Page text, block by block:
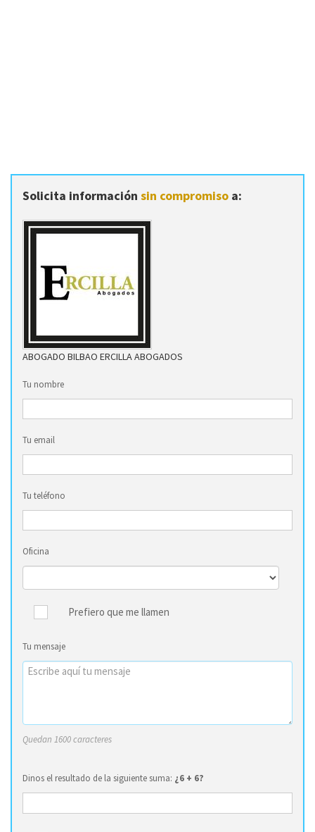
Solicita información sin compromiso a:
ABOGADO BILBAO ERCILLA ABOGADOS
Tu nombre
Tu email
Tu teléfono
Oficina
Prefiero que me llamen
Tu mensaje
Quedan 1600 caracteres
Dinos el resultado de la siguiente suma: ¿6 + 6?